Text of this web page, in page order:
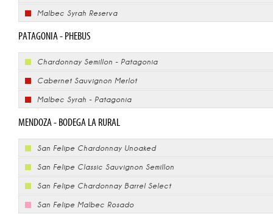
Malbec Syrah Reserva
PATAGONIA - PHEBUS
Chardonnay Semillon - Patagonia
Cabernet Sauvignon Merlot
Malbec Syrah - Patagonia
MENDOZA - BODEGA LA RURAL
San Felipe Chardonnay Unoaked
San Felipe Classic Sauvignon Semillon
San Felipe Chardonnay Barrel Select
San Felipe Malbec Rosado